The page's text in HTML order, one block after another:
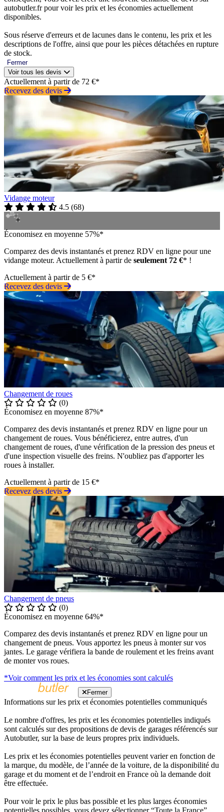
autobutler.fr pour voir les prix et les économies actuellement
disponibles.
Sous réserve d'erreurs et de lacunes dans le contenu, les prix et les
descriptions de l'offre, ainsi que pour les pièces détachées en rupture
de stock.
Fermer
Voir tous les devis
Actuellement à partir de 72 €*
Recevez des devis
Vidange moteur
4.5 (68)
Économisez en moyenne 57%*
Comparez des devis instantanés et prenez RDV en ligne pour une
vidange moteur. Actuellement à partir de seulement 72 €* !
Actuellement à partir de 5 €*
Recevez des devis
Changement de roues
(0)
Économisez en moyenne 87%*
Comparez des devis instantanés et prenez RDV en ligne pour un
changement de roues. Vous bénéficierez, entre autres, d'un
changement de roues, d'une vérification de la pression des pneus et
d'une inspection visuelle des freins. N'oubliez pas d'apporter les
roues à installer.
Actuellement à partir de 15 €*
Recevez des devis
Changement de pneus
(0)
Économisez en moyenne 64%*
Comparez des devis instantanés et prenez RDV en ligne pour un
changement de pneus. Vous apportez les pneus à monter sur vos
jantes. Le garage vérifiera la bande de roulement et les freins avant
de monter vos roues.
*Voir comment les prix et les économies sont calculés
Fermer
Informations sur les prix et économies potentielles communiqués
Le nombre d'offres, les prix et les économies potentielles indiqués
sont calculés sur des propositions de devis de garages référencés sur
Autobutler, sur la base de leurs propres prix individuels.
Les prix et les économies potentielles peuvent varier en fonction de
la marque, du modèle, de l’année de la voiture, de la disponibilité du
garage et du moment et de l’endroit en France où la demande doit
être effectuée.
Pour voir le prix le plus bas possible et les plus larges économies
potentielles possibles, vous devez sélectionner “Toute la France”